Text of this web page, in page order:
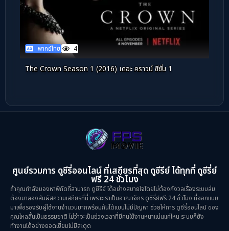
พากย์ไทย 4
The Crown Season 1 (2016) เดอะ คราวน์ ซีซั่น 1
ศูนย์รวมการ ดูซีรี่ออนไลน์ ที่เสถียรที่สุด ดูซีรีย์ ได้ทุกที่ ดูซีรี่ย์
ฟรี 24 ชั่วโมง
ถ้าคุณกำลังมองหาพิกัดที่สามารถ ดูซีรีย์ ได้อย่างสบายใจโดยไม่ต้องกังวลเรื่องระบบล่ม
ต้องมาลองสัมผัสความเสถียรที่นี่ เพราะเราเป็นอาณาจักร ดูซีรี่ย์ฟรี 24 ชั่วโมง ที่ออกแบบ
มาเพื่อรองรับผู้ใช้งานจำนวนมากพร้อมกันได้แบบไม่มีปัญหา ช่วยให้การ ดูซีรี่ออนไลน์ ของ
คุณไหลลื่นเป็นธรรมชาติ ไม่ว่าจะเป็นช่วงเวลาที่มีคนใช้งานหนาแน่นแค่ไหน ระบบก็ยัง
ทำงานได้อย่างยอดเยี่ยมไม่มีสะดุด